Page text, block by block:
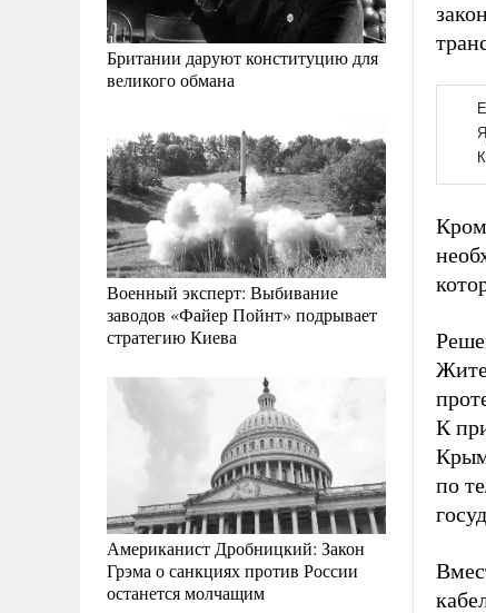
Британии даруют конституцию для
великого обмана
Военный эксперт: Выбивание
заводов «Файер Пойнт» подрывает
стратегию Киева
Американист Дробницкий: Закон
Грэма о санкциях против России
останется молчащим
К
по